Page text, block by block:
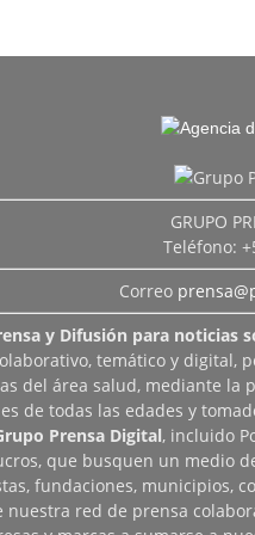
GRUPO
Teléfono:
Correo
y Difusión para noticias
temático y digital,
del área salud, mediante
de todas las edades y
Prensa Digital, incluido
que busquen un medio
fundaciones, municipios,
red de prensa